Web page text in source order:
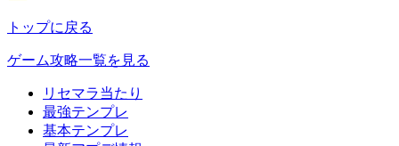
トップに戻る
ゲーム攻略一覧を見る
リセマラ当たり
最強テンプレ
基本テンプレ